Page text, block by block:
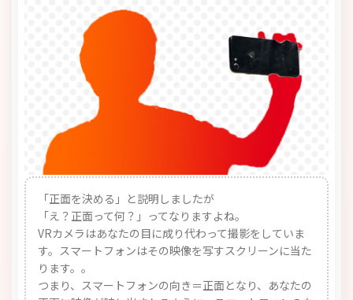
「正面を決める」と説明しましたが
「え？正面って何？」ってなりますよね。
VRカメラはあなたの目に成り代わって撮影をしていま
す。スマートフォンはその映像を写すスクリーンに当た
ります。。
つまり、スマートフォンの向き＝正面となり、あなたの